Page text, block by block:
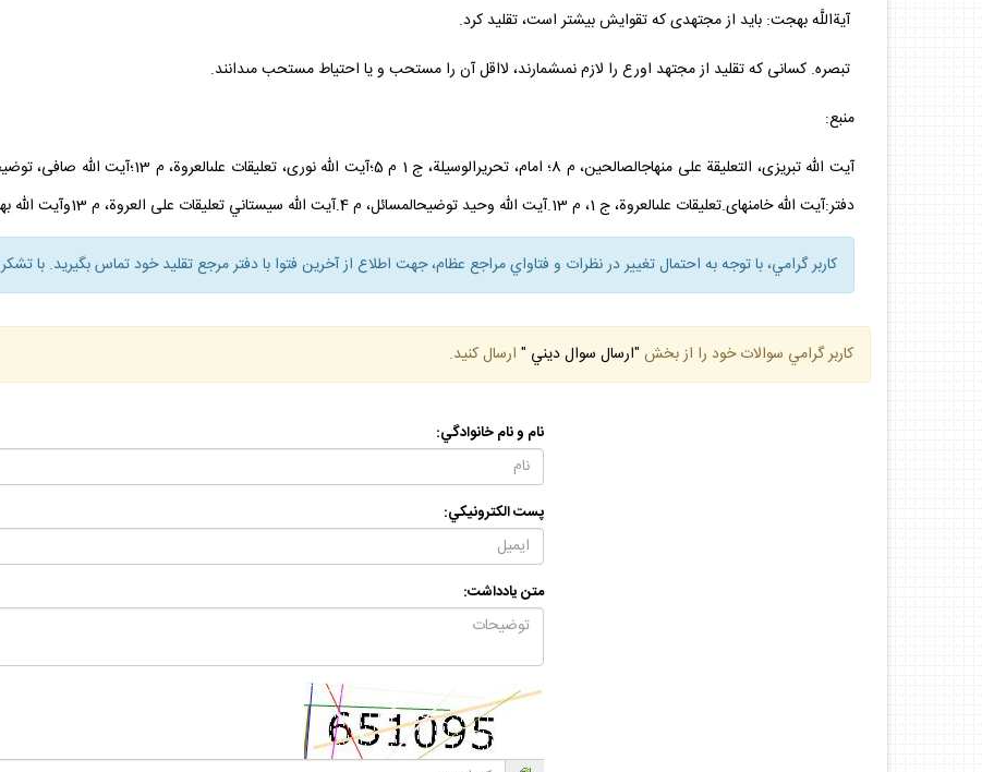
آيةاللَّه بهجت: بايد از مجتهدى كه تقوايش بيشتر است، تقليد كرد.
تبصره. كسانى كه تقليد از مجتهد اورع را لازم نمى‏شمارند، لااقل آن را مستحب و يا احتياط مستحب مى‏دانند.
منبع:
دفتر:آيت الله خامنه‏اى.تعليقات على‏العروة، ج 1، م 13.آيت الله وحيد توضيح‏المسائل، م 4.آيت الله سيستاني تعليقات على العروة، م 13وآيت الله بهجت توضيح‏المسائل، م 2.
كاربر گرامي، با توجه به احتمال تغيير در نظرات و فتاواي مراجع عظام، جهت اطلاع از آخرين فتوا با دفتر مرجع تقليد خود تماس بگيريد. با تشكر
كاربر گرامي سوالات خود را از بخش "ارسال سوال ديني " ارسال كنيد.
نام و نام خانوادگي:
پست الكترونيكي:
متن يادداشت: